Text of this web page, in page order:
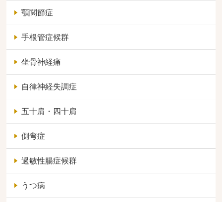
顎関節症
手根管症候群
坐骨神経痛
自律神経失調症
五十肩・四十肩
側弯症
過敏性腸症候群
うつ病